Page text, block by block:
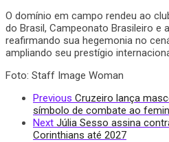
O domínio em campo rendeu ao
do Brasil, Campeonato Brasileiro e
reafirmando sua hegemonia no
ampliando seu prestígio
Foto: Staff Image Woman
Previous Cruzeiro lança
símbolo de combate ao
Next Júlia Sesso assina
Corinthians até 2027